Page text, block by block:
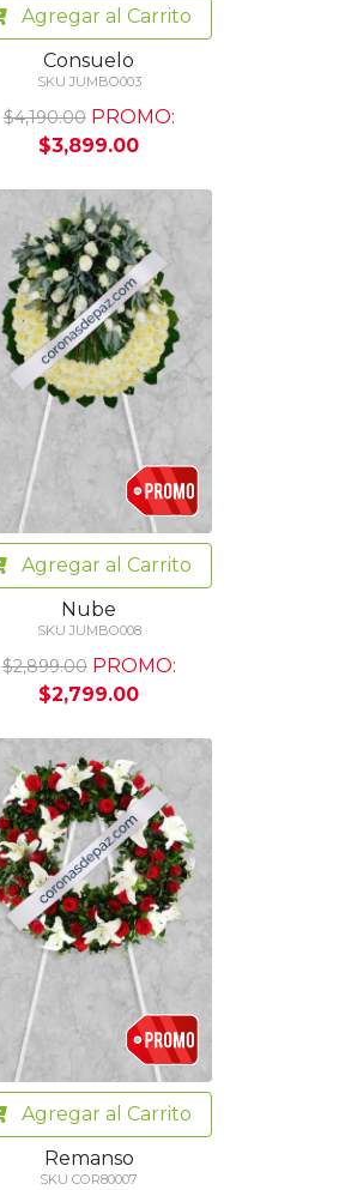
Agregaral Carrito
Consuelo
SKU JUMBO003
$4,190.00 PROMO:
$3,899.00
Agregaral Carrito
Nube
SKU JUMBO008
$2,899.00 PROMO:
$2,799.00
Agregaral Carrito
Remanso
SKU COR80007